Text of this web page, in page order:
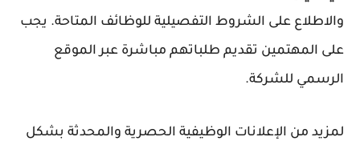
والاطلاع على الشروط التفصيلية للوظائف المتاحة. يجب
على المهتمين تقديم طلباتهم مباشرة عبر الموقع
الرسمي للشركة.
لمزيد من الإعلانات الوظيفية الحصرية والمحدثة بشكل